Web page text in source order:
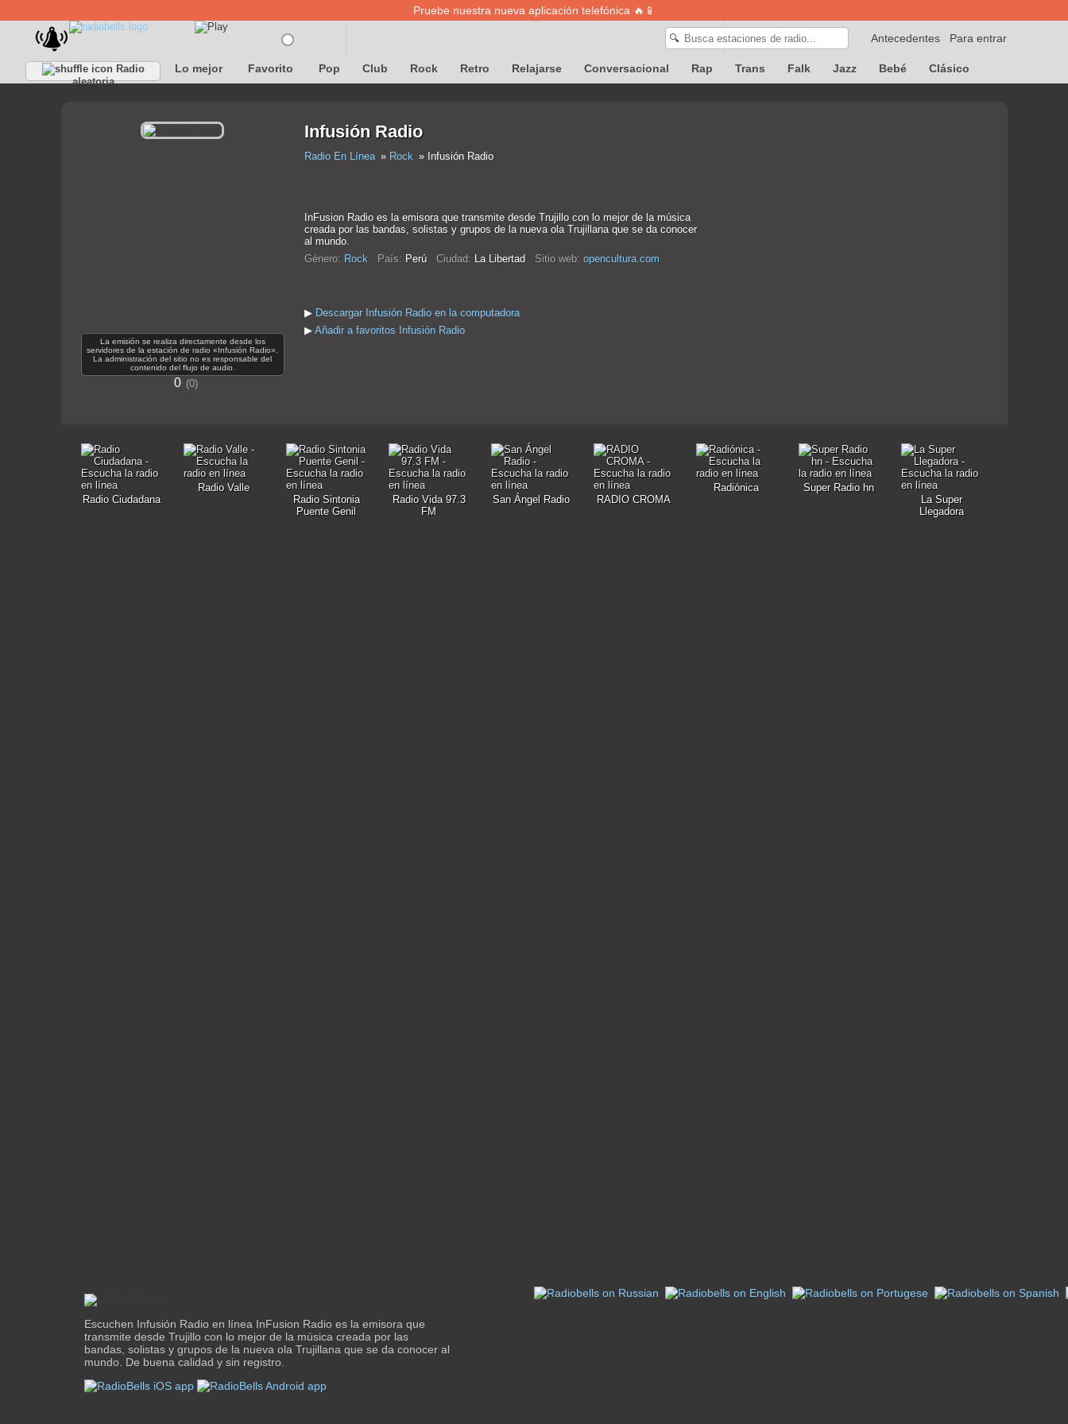
Pruebe nuestra nueva aplicación telefónica 🔥📱
Para entrar
Antecedentes
🔍
Radio
aleatoria
Lo mejor Favorito Pop Club Rock Retro Relajarse Conversacional Rap Trans Falk Jazz Bebé Clásico
La emisión se realiza directamente desde los
servidores de la estación de radio «Infusión Radio».
La administración del sitio no es responsable del
contenido del flujo de audio.
0 0
Infusión Radio
Radio En Línea Rock Infusión Radio
InFusion Radio es la emisora que transmite desde Trujillo con lo mejor de la música
creada por las bandas, solistas y grupos de la nueva ola Trujillana que se da conocer
al mundo.
Género: Rock País: Perú Ciudad: La Libertad Sitio web: opencultura.com
▶ Descargar Infusión Radio en la computadora
▶ Añadir a favoritos Infusión Radio
Radio Ciudadana
Radio Valle
Radio Sintonia
Puente Genil
Radio Vida 97.3
FM
San Ángel Radio RADIO CROMA
Radiónica
Super Radio hn
La Super
Llegadora
Escuchen Infusión Radio en línea InFusion Radio es la emisora que
transmite desde Trujillo con lo mejor de la música creada por las
bandas, solistas y grupos de la nueva ola Trujillana que se da conocer al
mundo. De buena calidad y sin registro.